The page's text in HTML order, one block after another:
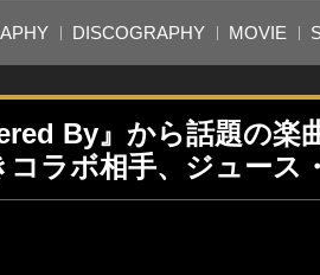
DISCOGRAPHY MOVIE
By』から話題の楽
ラボ相手、ジュース